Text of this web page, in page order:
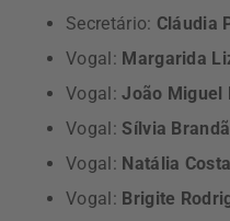
Secretário: Cláudia
Vogal: Margarida
Vogal:João Miguel
Vogal:Sílvia
Vogal: Natália Costa
Vogal: Brigite